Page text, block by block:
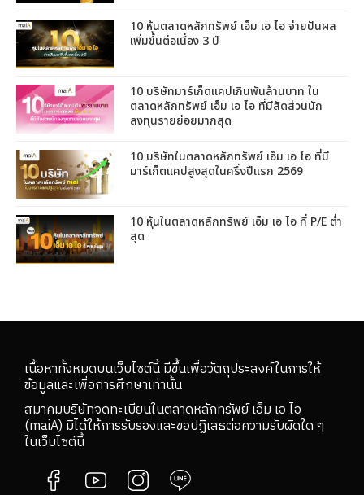
10 หุ้นตลาดหลักทรัพย์ เอ็ม เอ ไอ จ่ายปันผล
เพิ่มขึ้นต่อเนื่อง 3 ปี
10 บริษัทมาร์เก็ตแคปเกินพันล้านบาท ใน
ตลาดหลักทรัพย์ เอ็ม เอ ไอ ที่มีสัดส่วนนัก
ลงทุนรายย่อยมากสุด
10 บริษัทในตลาดหลักทรัพย์ เอ็ม เอ ไอ ที่มี
มาร์เก็ตแคปสูงสุดในครึ่งปีแรก 2569
10 หุ้นในตลาดหลักทรัพย์ เอ็ม เอ ไอ ที่ P/E ต่ำ
สุด
เนื้อหาทั้งหมดบนเว็บไซต์นี้ มีขึ้นเพื่อวัตถุประสงค์ในการให้
ข้อมูลและเพื่อการศึกษาเท่านั้น
สมาคมบริษัทจดทะเบียนในตลาดหลักทรัพย์ เอ็ม เอ ไอ
(maiA) มิได้ให้การรับรองและขอปฏิเสธต่อความรับผิดใด ๆ
ในเว็บไซต์นี้